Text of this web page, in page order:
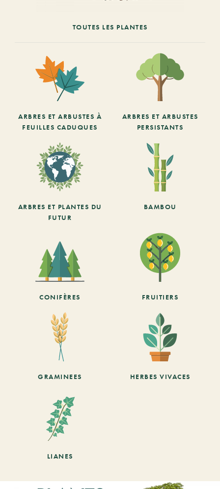
TOUTES LES PLANTES
ARBRES ET ARBUSTES À
FEUILLES CADUQUES
ARBRES ET ARBUSTES
PERSISTANTS
ARBRES ET PLANTES DU
FUTUR
BAMBOU
CONIFÈRES FRUITIERS
GRAMINEES HERBES VIVACES
LIANES